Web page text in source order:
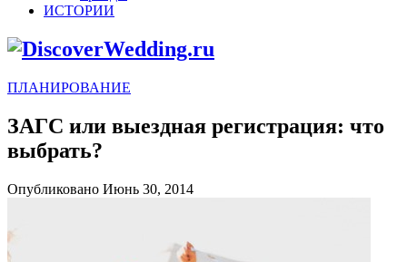
ИСТОРИИ
ПЛАНИРОВАНИЕ
ЗАГС или выездная регистрация: что
выбрать?
Опубликовано Июнь 30, 2014